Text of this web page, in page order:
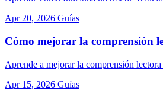
Apr 20, 2026 Guías
Cómo mejorar la comprensión
Aprende a mejorar la comprensión
Apr 15, 2026 Guías